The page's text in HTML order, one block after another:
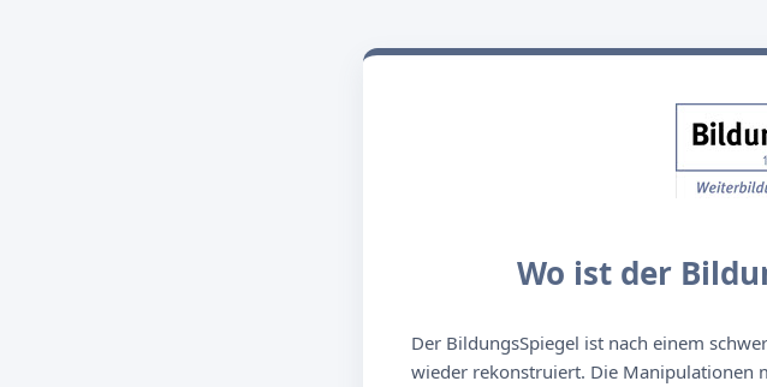
Wo ist der
Der BildungsSpiegel ist nach einem
wieder rekonstruiert. Die Manipulationen